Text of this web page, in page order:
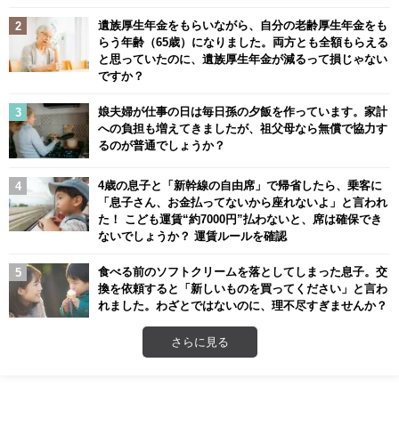
遺族厚生年金をもらいながら、自分の老齢厚生年金をも
らう年齢（65歳）になりました。両方とも全額もらえる
と思っていたのに、遺族厚生年金が減るって損じゃない
ですか？
娘夫婦が仕事の日は毎日孫の夕飯を作っています。家計
への負担も増えてきましたが、祖父母なら無償で協力す
るのが普通でしょうか？
4歳の息子と「新幹線の自由席」で帰省したら、乗客に
「息子さん、お金払ってないから座れないよ」と言われ
た！ こども運賃“約7000円”払わないと、席は確保でき
ないでしょうか？ 運賃ルールを確認
食べる前のソフトクリームを落としてしまった息子。交
換を依頼すると「新しいものを買ってください」と言わ
れました。わざとではないのに、理不尽すぎませんか？
さらに見る